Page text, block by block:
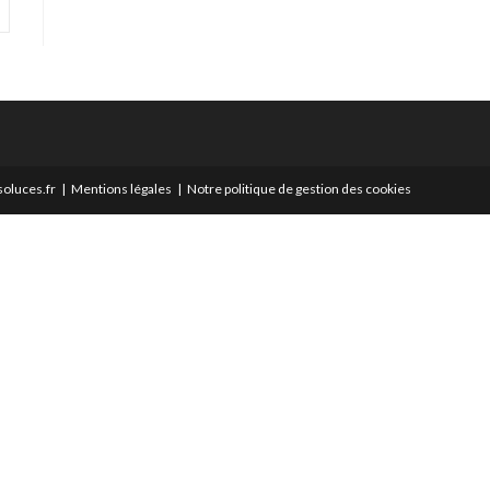
Mentions légales Notre politique de gestion des cookies